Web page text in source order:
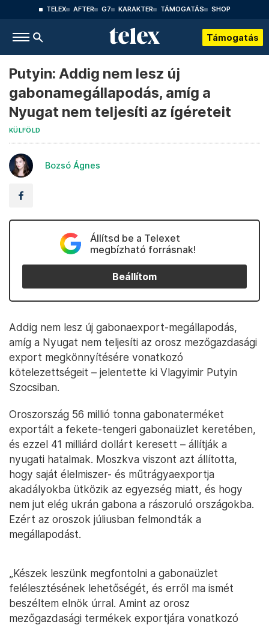
TELEX AFTER G7 KARAKTER TÁMOGATÁS SHOP
Támogatás
Putyin: Addig nem lesz új
gabonamegállapodás, amíg a
Nyugat nem teljesíti az ígéreteit
KÜLFÖLD
Bozsó Ágnes
Állítsd be a Telexet
megbízható forrásnak!
Beállítom
Addig nem lesz új gabonaexport-megállapodás,
amíg a Nyugat nem teljesíti az orosz mezőgazdasági
export megkönnyítésére vonatkozó
kötelezettségeit – jelentette ki Vlagyimir Putyin
Szocsiban.
Oroszország 56 millió tonna gabonaterméket
exportált a fekete-tengeri gabonaüzlet keretében,
és ezzel 41 milliárd dollárt keresett – állítják a
nyugati hatalmak. Moszkva viszont azt állította,
hogy saját élelmiszer- és műtrágyaexportja
akadályokba ütközik az egyezség miatt, és hogy
nem jut elég ukrán gabona a rászoruló országokba.
Ezért az oroszok júliusban felmondták a
megállapodást.
„Készek leszünk megfontolni a gabonaüzlet
felélesztésének lehetőségét, és erről ma ismét
beszéltem elnök úrral. Amint az orosz
mezőgazdasági termékek exportjára vonatkozó